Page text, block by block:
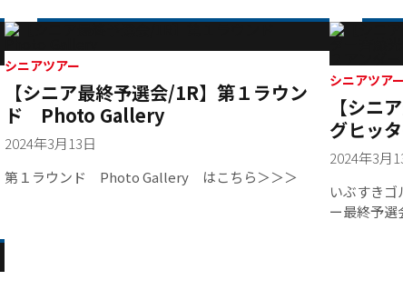
季シニアツ
を飾った。トップ１０入りはマルハン太平洋シニア
の９位。それでもシニア１３試合中１０試合に参戦
し、賞金ランキングは４９位に終わった。今回の最
終予選会には３１位から５０位までの資格で出場し
ている。 シニア１年目を振り返ってもらうと「本当
に充実していました。結果は自分なりに良かったと
思っています」と表情も明るい。「これまでテレビ
で見ていたレジェンドの方々と試合で一緒にプレー
させてもらえて夢のようでしたよ。尾崎直道さん、
んだなって毎回感激していました」とシニアツアー
立つことを目指して挑む、２度目の最終予選会。１
からこそ
ている。「
も前向きだ
場で週４
ウンドも
ようにとい
はあまり気
ー出場を
である。 第１ラウンドはイーブンパーとし７位タイ
シニアツアー
【シニア最終予選会/1R】第１ラウン
ド Photo Gallery
2024年3月13日
第１ラウンド Photo Gallery はこちら＞＞＞
シニアツアー
【シニ
グヒッ
アーに
2024年3月
いぶすき
ー最終予選